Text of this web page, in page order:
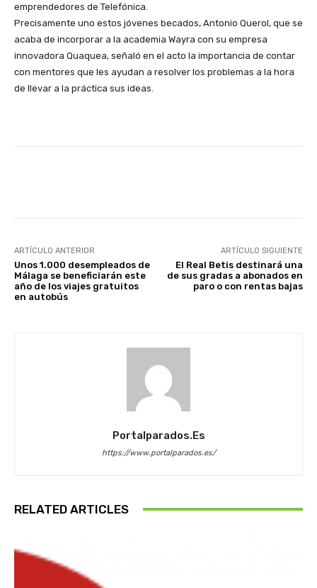
emprendedores de Telefónica.
Precisamente uno estos jóvenes becados, Antonio Querol, que se
acaba de incorporar a la academia Wayra con su empresa
innovadora Quaquea, señaló en el acto la importancia de contar
con mentores que les ayudan a resolver los problemas a la hora
de llevar a la práctica sus ideas.
ARTÍCULO ANTERIOR
Unos 1.000 desempleados de
Málaga se beneficiarán este
año de los viajes gratuitos
en autobús
ARTÍCULO SIGUIENTE
El Real Betis destinará una
de sus gradas a abonados en
paro o con rentas bajas
Portalparados.es
https://www.portalparados.es/
RELATED ARTICLES